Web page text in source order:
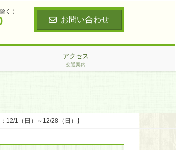
く ）
お問い合わせ
アクセス
交通案内
1（日）～12/28（日）】